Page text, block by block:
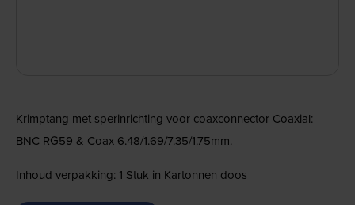
Krimptang met sperinrichting voor coaxconnector Coaxial:
BNC RG59 & Coax 6.48/1.69/7.35/1.75mm.
Inhoud verpakking: 1 Stuk in Kartonnen doos